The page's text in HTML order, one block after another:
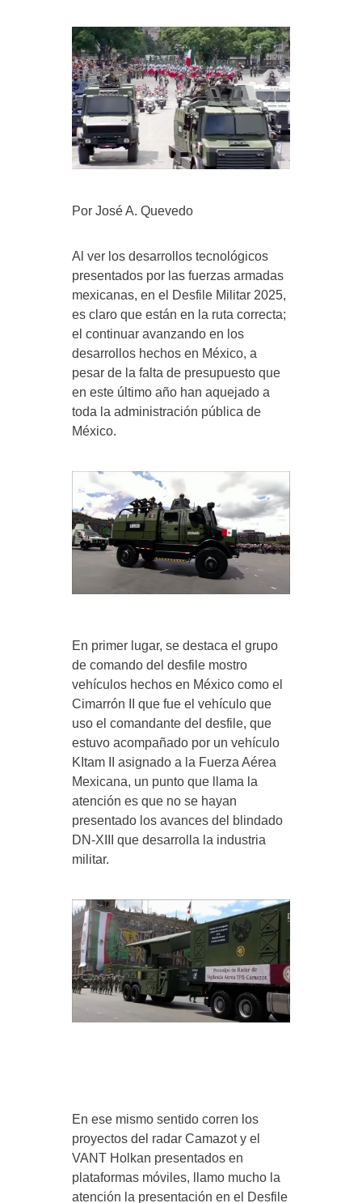
Por José A. Quevedo
Al ver los desarrollos tecnológicos
presentados por las fuerzas armadas
mexicanas, en el Desfile Militar 2025,
es claro que están en la ruta correcta;
el continuar avanzando en los
desarrollos hechos en México, a
pesar de la falta de presupuesto que
en este último año han aquejado a
toda la administración pública de
México.
En primer lugar, se destaca el grupo
de comando del desfile mostro
vehículos hechos en México como el
Cimarrón II que fue el vehículo que
uso el comandante del desfile, que
estuvo acompañado por un vehículo
KItam II asignado a la Fuerza Aérea
Mexicana, un punto que llama la
atención es que no se hayan
presentado los avances del blindado
DN-XIII que desarrolla la industria
militar.
En ese mismo sentido corren los
proyectos del radar Camazot y el
VANT Holkan presentados en
plataformas móviles, llamo mucho la
atención la presentación en el Desfile